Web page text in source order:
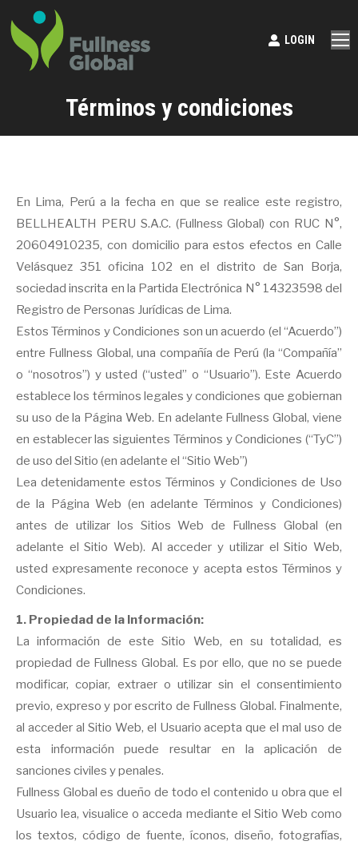
LOGIN
Términos y condiciones
En Lima, Perú a la fecha en que se realice este registro,
BELLHEALTH PERU S.A.C. (Fullness Global) con RUC N°,
20604910235, con domicilio para estos efectos en Calle
Velásquez 351 oficina 102 en el distrito de San Borja,
sociedad inscrita en la Partida Electrónica N° 14323598 del
Registro de Personas Jurídicas de Lima.
Estos Términos y Condiciones son un acuerdo (el “Acuerdo”)
entre Fullness Global, una compañía de Perú (la “Compañía”
o “nosotros”) y usted (“usted” o “Usuario”). Este Acuerdo
establece los términos legales y condiciones que gobiernan
su uso de la Página Web. En adelante Fullness Global, viene
en establecer las siguientes Términos y Condiciones (“TyC”)
de uso del Sitio (en adelante el “Sitio Web”)
Lea detenidamente estos Términos y Condiciones de Uso
de la Página Web (en adelante Términos y Condiciones)
antes de utilizar los Sitios Web de Fullness Global (en
adelante el Sitio Web). Al acceder y utilizar el Sitio Web,
usted expresamente reconoce y acepta estos Términos y
Condiciones.
1. Propiedad de la Información:
La información de este Sitio Web, en su totalidad, es
propiedad de Fullness Global. Es por ello, que no se puede
modificar, copiar, extraer o utilizar sin el consentimiento
previo, expreso y por escrito de Fullness Global. Finalmente,
al acceder al Sitio Web, el Usuario acepta que el mal uso de
esta información puede resultar en la aplicación de
sanciones civiles y penales.
Fullness Global es dueño de todo el contenido u obra que el
Usuario lea, visualice o acceda mediante el Sitio Web como
los textos, código de fuente, íconos, diseño, fotografías,